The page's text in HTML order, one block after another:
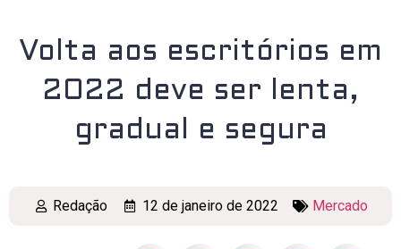
Volta aos escritórios em
2022 deve ser lenta,
gradual e segura
Redação 12 de janeiro de 2022 Mercado